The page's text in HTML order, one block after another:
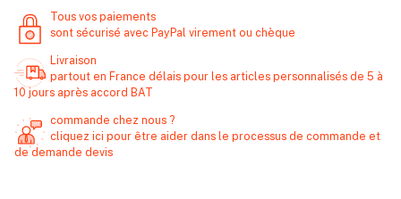
Tous vos paiements
sont sécurisé avec PayPal virement ou chèque
Livraison
partout en France délais pour les articles personnalisés de 5 à
10 jours après accord BAT
commande chez nous ?
cliquez ici pour être aider dans le processus de commande et
de demande devis